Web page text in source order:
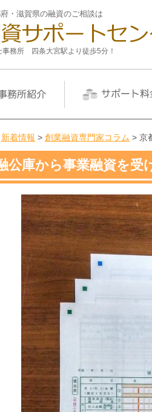
・滋賀県の融資のご相談は
事務所 四条大宮駅より徒歩5分！
新着情報 > 創業融資専門家コラム > 京
公庫から事業融資を受